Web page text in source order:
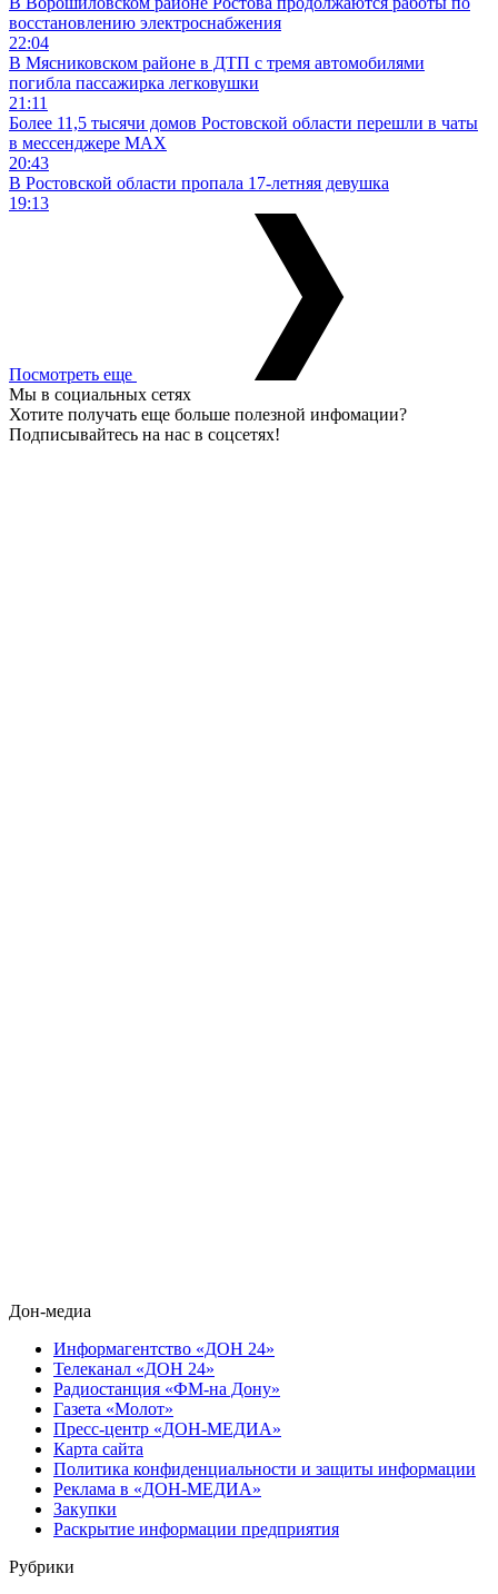
восстановлению электроснабжения
22:04
В Мясниковском районе в ДТП с тремя автомобилями
погибла пассажирка легковушки
21:11
Более 11,5 тысячи домов Ростовской области перешли в чаты
в мессенджере MAX
20:43
В Ростовской области пропала 17-летняя девушка
19:13
Посмотреть еще
Мы в социальных сетях
Хотите получать еще больше полезной инфомации?
Подписывайтесь на нас в соцсетях!
Дон-медиа
Информагентство «ДОН 24»
Телеканал «ДОН 24»
Радиостанция «ФМ-на Дону»
Газета «Молот»
Пресс-центр «ДОН-МЕДИА»
Карта сайта
Политика конфиденциальности и защиты информации
Реклама в «ДОН-МЕДИА»
Закупки
Раскрытие информации предприятия
Рубрики